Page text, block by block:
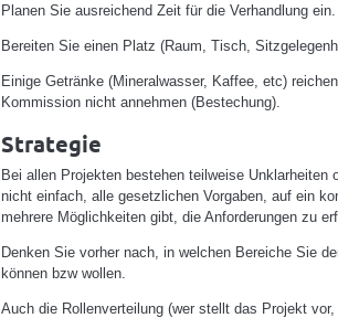
Planen Sie ausreichend Zeit für die Verhandlung ein.
Bereiten Sie einen Platz (Raum, Tisch,
Einige Getränke (Mineralwasser, Kaffee, etc)
Kommission nicht annehmen (Bestechung).
Strategie
Bei allen Projekten bestehen teilweise
nicht einfach, alle gesetzlichen Vorgaben, auf ein
mehrere Möglichkeiten gibt, die Anforderungen zu
Denken Sie vorher nach, in welchen Bereiche Sie
können bzw wollen.
Auch die Rollenverteilung (wer stellt das Projekt